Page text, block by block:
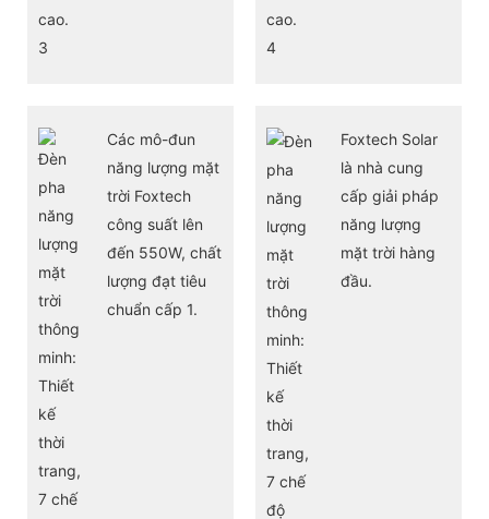
Các mô-đun
năng lượng mặt
trời Foxtech
công suất lên
đến 550W, chất
lượng đạt tiêu
chuẩn cấp 1.
Foxtech Solar
là nhà cung
cấp giải pháp
năng lượng
mặt trời hàng
đầu.